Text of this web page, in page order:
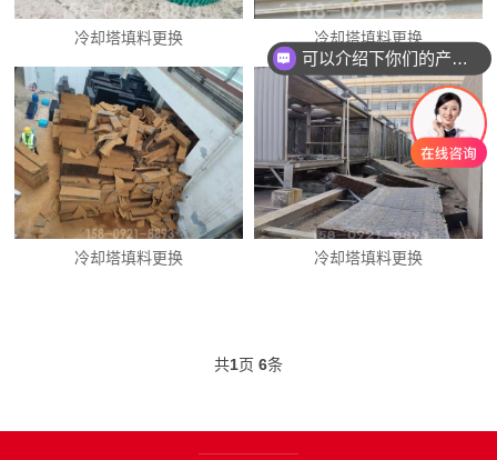
冷却塔填料更换 冷却塔填料更换
冷却塔填料更换 冷却塔填料更换
共1页 6条
可以介绍下你们的产品么